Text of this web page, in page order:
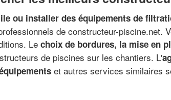
ou installer des équipements de
de constructeur-
Le choix de bordures, la mise en
de piscines sur les chantiers. L'
et autres services similaires